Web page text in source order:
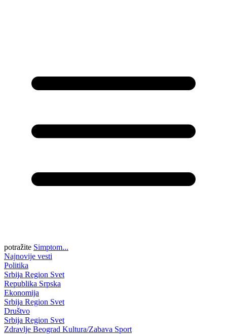
potražite Simptom...
Najnovije vesti
Politika
Srbija Region Svet
Republika Srpska
Ekonomija
Srbija Region Svet
Društvo
Srbija Region Svet
Zdravlje Beograd Kultura/Zabava Sport